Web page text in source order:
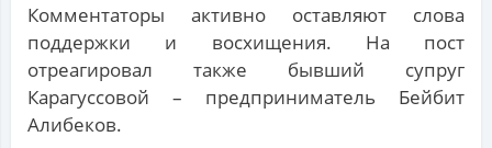
Комментаторы активно оставляют слова
поддержки и восхищения. На пост
отреагировал также бывший супруг
Карагуссовой – предприниматель Бейбит
Алибеков.